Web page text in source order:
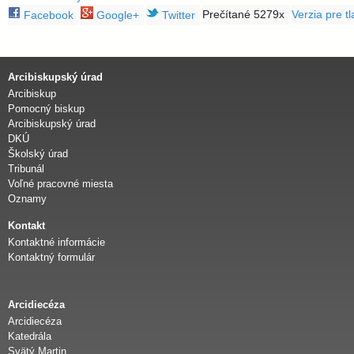
Facebook
Google+ Twitter Prečítané 5279x Verzia pre
Arcibiskupský úrad
Arcibiskup
Pomocný biskup
Arcibiskupský úrad
DKÚ
Školský úrad
Tribunál
Voľné pracovné miesta
Oznamy
Kontakt
Kontaktné informácie
Kontaktný formulár
Arcidiecéza
Arcidiecéza
Katedrála
Svätý Martin